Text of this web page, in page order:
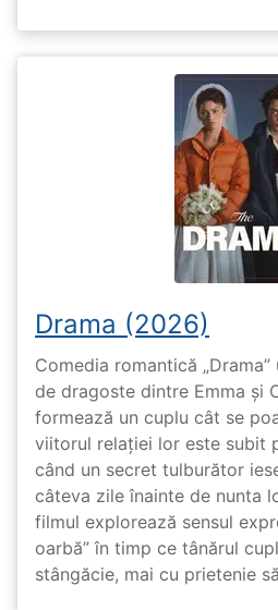
Drama (2026)
Comedia romantică
de dragoste dintre Emma și
formează un cuplu cât se
viitorul relației lor este subit
când un secret tulburător
câteva zile înainte de nunta
filmul explorează sensul
oarbă” în timp ce tânărul
stângăcie, mai cu prietenie